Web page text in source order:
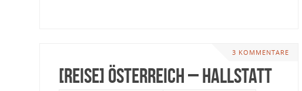
3 KOMMENTARE
[Reise] Österreich – Hallstatt